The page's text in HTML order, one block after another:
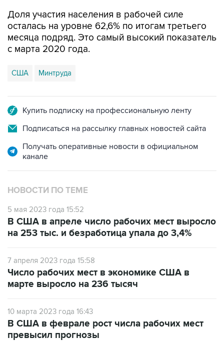
Доля участия населения в рабочей силе
осталась на уровне 62,6% по итогам третьего
месяца подряд. Это самый высокий показатель
с марта 2020 года.
США Минтруда
Купить подписку на профессиональную ленту
Подписаться на рассылку главных новостей сайта
Получать оперативные новости в официальном
канале
НОВОСТИ ПО ТЕМЕ
5 мая 2023 года 15:52
В США в апреле число рабочих мест выросло
на 253 тыс. и безработица упала до 3,4%
7 апреля 2023 года 15:58
Число рабочих мест в экономике США в
марте выросло на 236 тысяч
10 марта 2023 года 16:43
В США в феврале рост числа рабочих мест
превысил прогнозы